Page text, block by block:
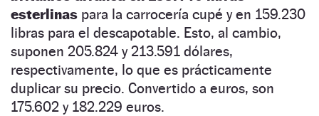
esterlinas para la carrocería cupé y en 159.230
libras para el descapotable. Esto, al cambio,
suponen 205.824 y 213.591 dólares,
respectivamente, lo que es prácticamente
duplicar su precio. Convertido a euros, son
175.602 y 182.229 euros.